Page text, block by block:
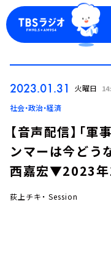
2023.01.31 火曜日
社会・政治・経済
【音声配信】「
ンマーは今どう
西嘉宏▼2023年
荻上チキ・ Session